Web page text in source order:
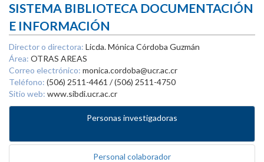
SISTEMA BIBLIOTECA DOCUMENTACIÓN
E INFORMACIÓN
Director o directora: Licda. Mónica Córdoba Guzmán
Área: OTRAS AREAS
Correo electrónico: monica.cordoba@ucr.ac.cr
Teléfono: (506) 2511-4461 / (506) 2511-4750
Sitio web: www.sibdi.ucr.ac.cr
Personas investigadoras
Personal colaborador